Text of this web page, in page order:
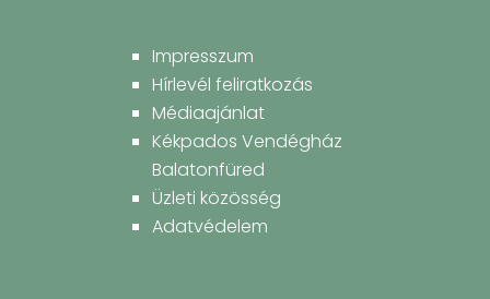
Impresszum
Hírlevél feliratkozás
Médiaajánlat
Kékpados Vendégház
Balatonfüred
Üzleti közösség
Adatvédelem